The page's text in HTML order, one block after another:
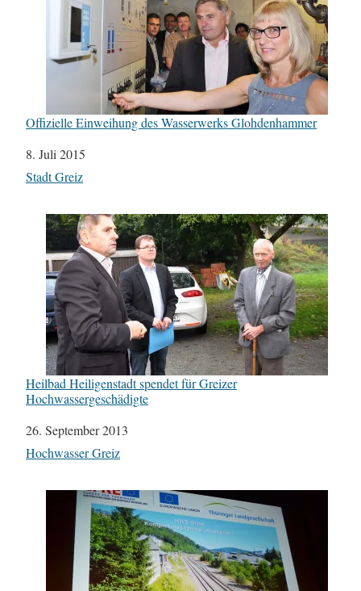
Offizielle Einweihung des Wasserwerks Glohdenhammer
Datum
8. Juli 2015
In Bezug auf
Stadt Greiz
Heilbad Heiligenstadt spendet für Greizer
Hochwassergeschädigte
Datum
26. September 2013
In Bezug auf
Hochwasser Greiz